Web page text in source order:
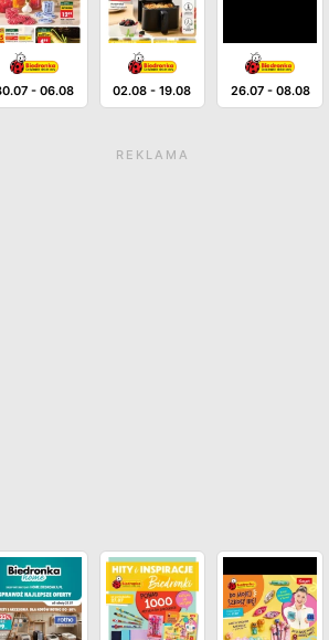
-06.08 02.08 -19.08 26.07- 08.08
REKLAMA